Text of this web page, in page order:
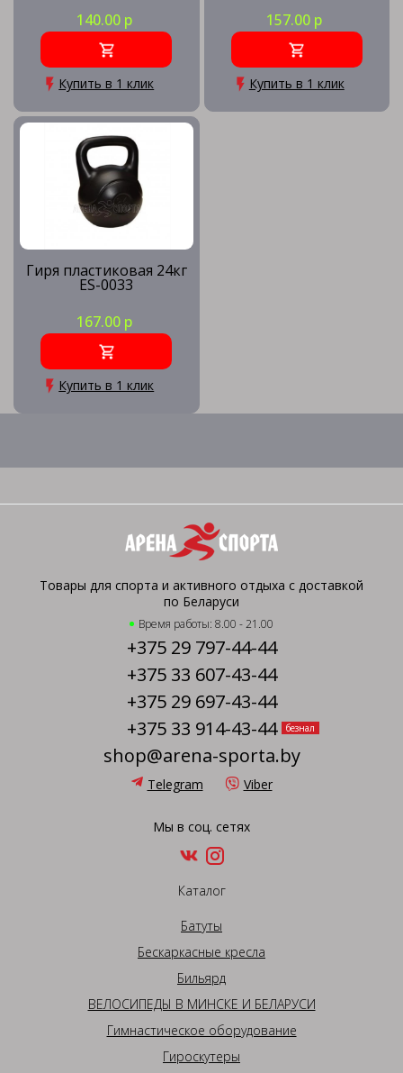
140.00 р
Купить в 1 клик
157.00 р
Купить в 1 клик
Гиря пластиковая 24кг
ES-0033
167.00 р
Купить в 1 клик
Товары для спорта и активного отдыха с доставкой
по Беларуси
Время работы: 8.00 - 21.00
+375 29 797-44-44
+375 33 607-43-44
+375 29 697-43-44
+375 33 914-43-44
безнал
shop@arena-sporta.by
Telegram Viber
Мы в соц. сетях
Каталог
Батуты
Бескаркасные кресла
Бильярд
ВЕЛОСИПЕДЫ В МИНСКЕ И БЕЛАРУСИ
Гимнастическое оборудование
Гироскутеры